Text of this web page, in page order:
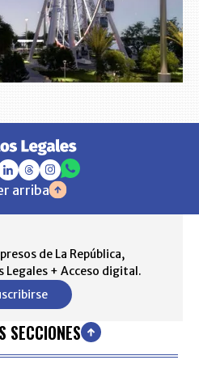
arriba
de La República,
+ Acceso digital.
SECCIONES